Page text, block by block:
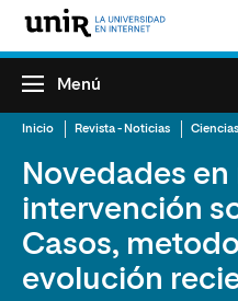
Menú
Inicio Revista - Noticias
Novedades
intervención
Casos,
evolución